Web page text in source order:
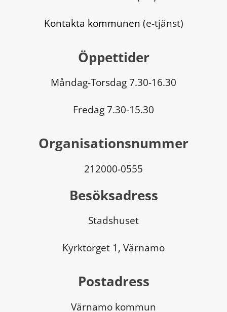
Kontakta kommunen (e-tjänst)
Öppettider
Måndag-Torsdag 7.30-16.30
Fredag 7.30-15.30
Organisationsnummer
212000-0555
Besöksadress
Stadshuset
Kyrktorget 1, Värnamo
Postadress
Värnamo kommun